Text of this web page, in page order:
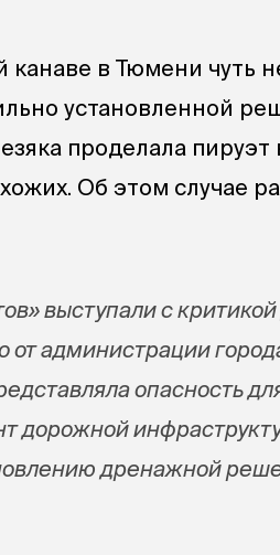
канаве в Тюмени чуть
установленной
проделала пируэт
Об этом случае
выступали с
от администрации
опасность
дорожной
дренажной